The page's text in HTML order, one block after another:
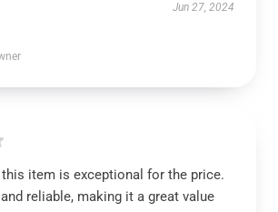
Jun 27, 2024
item is exceptional for the price.
reliable, making it a great value